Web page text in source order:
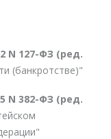
N 127-ФЗ (ред.
(банкротстве)"
N 382-ФЗ (ред.